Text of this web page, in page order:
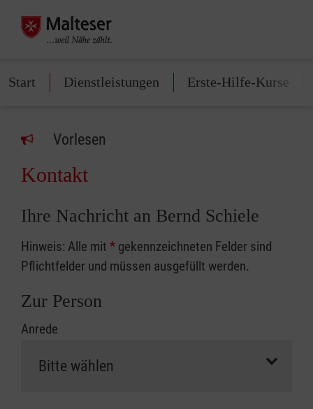
Start Dienstleistungen Erste-Hilfe-Kurse
Vorlesen
Kontakt
Ihre Nachricht an Bernd Schiele
Hinweis: Alle mit * gekennzeichneten Felder sind
Pflichtfelder und müssen ausgefüllt werden.
Zur Person
Anrede